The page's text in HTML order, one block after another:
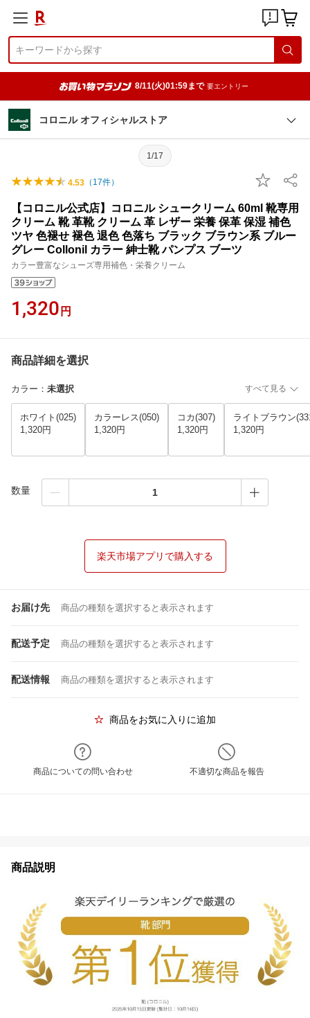
8/11(火)01:59まで 要エントリー
コロニル オフィシャルストア
1/17
4.53 （ 17件）
【コロニル公式店】コロニル シュークリーム 60ml 靴専用
クリーム 靴 革靴 クリーム 革 レザー 栄養 保革 保湿 補色
ツヤ 色褪せ 褪色 退色 色落ち ブラック ブラウン系 ブルー
グレー Collonil カラー 紳士靴 パンプス ブーツ
カラー豊富なシューズ専用補色・栄養クリーム
1,320 円
商品詳細を選択
カラー ： 未選択 すべて見る
ホワイト(025)
1,320円
カラーレス(050)
1,320円
コカ(307)
1,320円
ライトブラウン
1,320円
数量
楽天市場アプリで購入する
お届け先 商品の種類を選択すると表示されます
配送予定 商品の種類を選択すると表示されます
配送情報 商品の種類を選択すると表示されます
商品をお気に入りに追加
商品についての問い合わせ 不適切な商品を報告
商品説明